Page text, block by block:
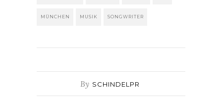
MÜNCHEN MUSIK SONGWRITER
By SCHINDELPR